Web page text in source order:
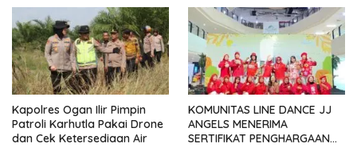
Pabrik KUD Sejahtera
Dimatangkan
Kapolres Ogan Ilir Pimpin
Patroli Karhutla Pakai Drone
dan Cek Ketersediaan Air
KOMUNITAS LINE DANCE JJ
ANGELS MENERIMA
SERTIFIKAT PENGHARGAAN